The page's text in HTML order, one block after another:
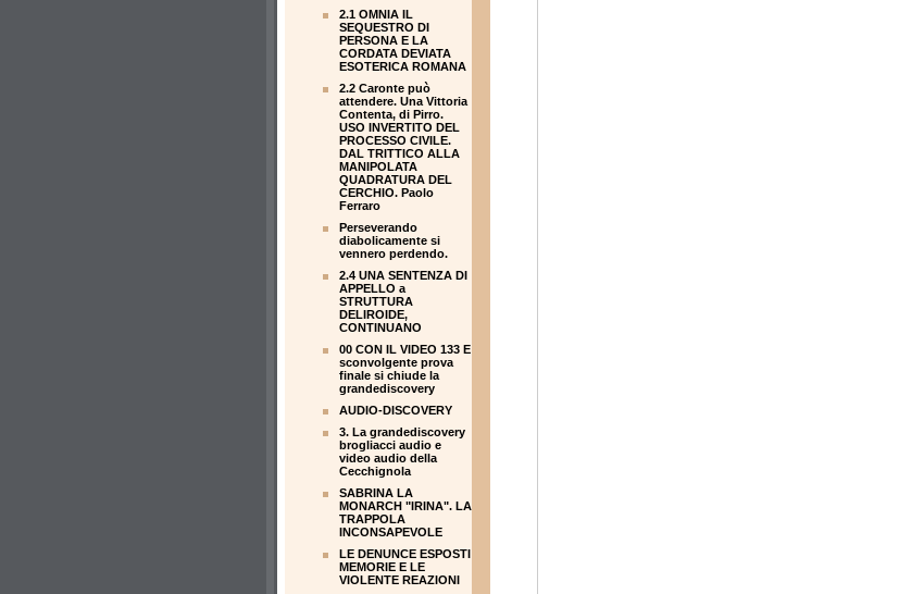
2.1 OMNIA IL
SEQUESTRO DI
PERSONA E LA
CORDATA DEVIATA
ESOTERICA ROMANA
2.2 Caronte può
attendere. Una Vittoria
Contenta, di Pirro.
USO INVERTITO DEL
PROCESSO CIVILE.
DAL TRITTICO ALLA
MANIPOLATA
QUADRATURA DEL
CERCHIO. Paolo
Ferraro
Perseverando
diabolicamente si
vennero perdendo.
2.4 UNA SENTENZA DI
APPELLO a
STRUTTURA
DELIROIDE,
CONTINUANO
00 CON IL VIDEO 133 E
sconvolgente prova
finale si chiude la
grandediscovery
AUDIO-DISCOVERY
3. La grandediscovery
brogliacci audio e
video audio della
Cecchignola
SABRINA LA
MONARCH "IRINA". LA
TRAPPOLA
INCONSAPEVOLE
LE DENUNCE ESPOSTI
MEMORIE E LE
VIOLENTE REAZIONI